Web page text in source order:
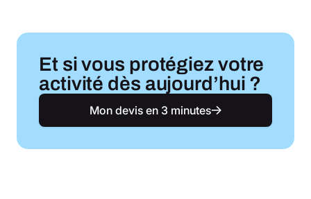
Et si vous protégiez votre
activité dès aujourd’hui ?
Mon devis en 3 minutes